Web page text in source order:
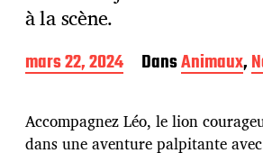
à la scène.
D
a
e
d
mars 22, 2024 DansAnimaux,
Accompagnez Léo, le lion
dans une aventure palpitante